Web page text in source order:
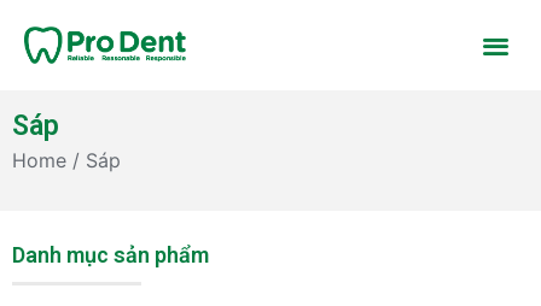
Sáp
Home / Sáp
Danh mục sản phẩm